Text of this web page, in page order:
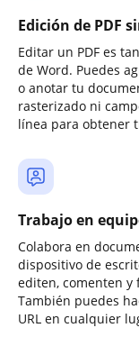
Edición de PDF
Editar un PDF es
de Word. Puedes
o anotar tu
rasterizado ni
línea para obtener
Trabajo en
Colabora en
dispositivo de
editen, comenten y
También puedes
URL en cualquier